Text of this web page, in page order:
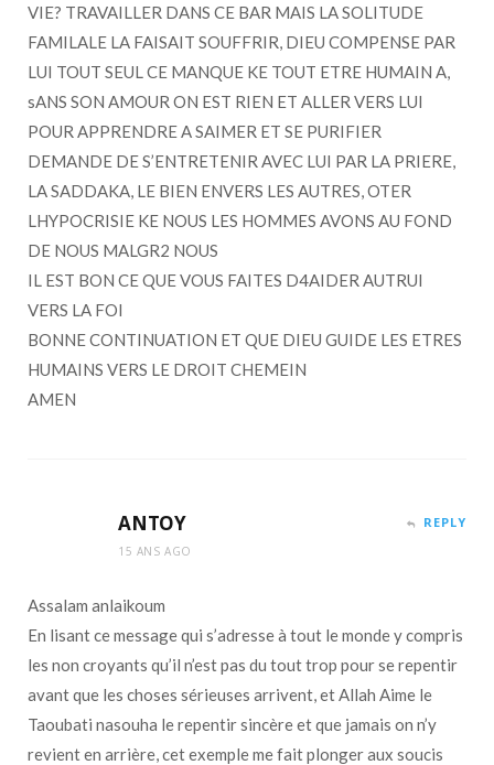
VIE? TRAVAILLER DANS CE BAR MAIS LA SOLITUDE
FAMILALE LA FAISAIT SOUFFRIR, DIEU COMPENSE PAR
LUI TOUT SEUL CE MANQUE KE TOUT ETRE HUMAIN A,
sANS SON AMOUR ON EST RIEN ET ALLER VERS LUI
POUR APPRENDRE A SAIMER ET SE PURIFIER
DEMANDE DE S’ENTRETENIR AVEC LUI PAR LA PRIERE,
LA SADDAKA, LE BIEN ENVERS LES AUTRES, OTER
LHYPOCRISIE KE NOUS LES HOMMES AVONS AU FOND
DE NOUS MALGR2 NOUS
IL EST BON CE QUE VOUS FAITES D4AIDER AUTRUI
VERS LA FOI
BONNE CONTINUATION ET QUE DIEU GUIDE LES ETRES
HUMAINS VERS LE DROIT CHEMEIN
AMEN
ANTOY
15 ANS AGO
REPLY
Assalam anlaikoum
En lisant ce message qui s’adresse à tout le monde y compris
les non croyants qu’il n’est pas du tout trop pour se repentir
avant que les choses sérieuses arrivent, et Allah Aime le
Taoubati nasouha le repentir sincère et que jamais on n’y
revient en arrière, cet exemple me fait plonger aux soucis